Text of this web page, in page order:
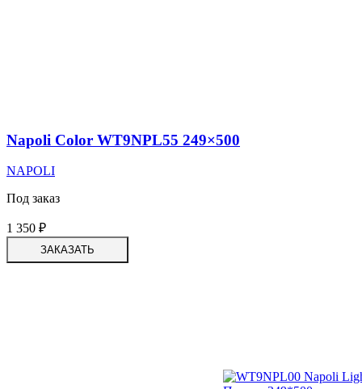
Napoli Color WT9NPL55 249×500
NAPOLI
Под заказ
1 350 ₽
ЗАКАЗАТЬ